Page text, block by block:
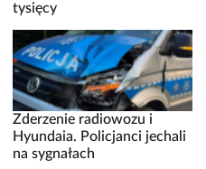
tysięcy
Zderzenie radiowozu i
Hyundaia. Policjanci jechali
na sygnałach